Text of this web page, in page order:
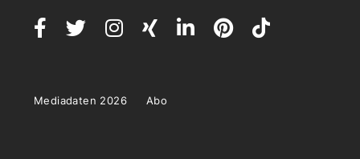
Mediadaten 2026 Abo